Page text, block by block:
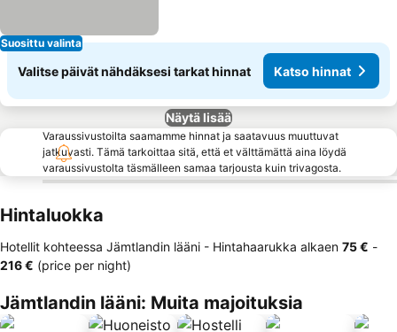
Suosittu valinta
Valitse päivät nähdäksesi tarkat hinnat Katso hinnat
Näytä lisää
Varaussivustoilta saamamme hinnat ja saatavuus muuttuvat
jatkuvasti. Tämä tarkoittaa sitä, että et välttämättä aina löydä
varaussivustolta täsmälleen samaa tarjousta kuin trivagosta.
Hintaluokka
Hotellit kohteessa Jämtlandin lääni - Hintahaarukka alkaen ‎75 € -
‎216 € (price per night)
Jämtlandin lääni: Muita majoituksia